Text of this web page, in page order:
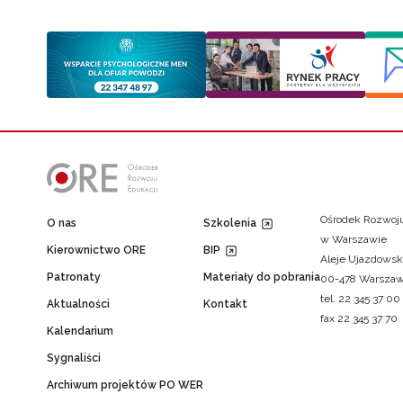
O nas
Kierownictwo ORE
Patronaty
Aktualności
Kalendarium
Sygnaliści
Archiwum projektów PO WER
Szkolenia
BIP
Materiały do pobrania
Kontakt
Ośrodek
w Warszawie
Aleje
00-478
tel. 22 345 37 00
fax 22 345 37 70